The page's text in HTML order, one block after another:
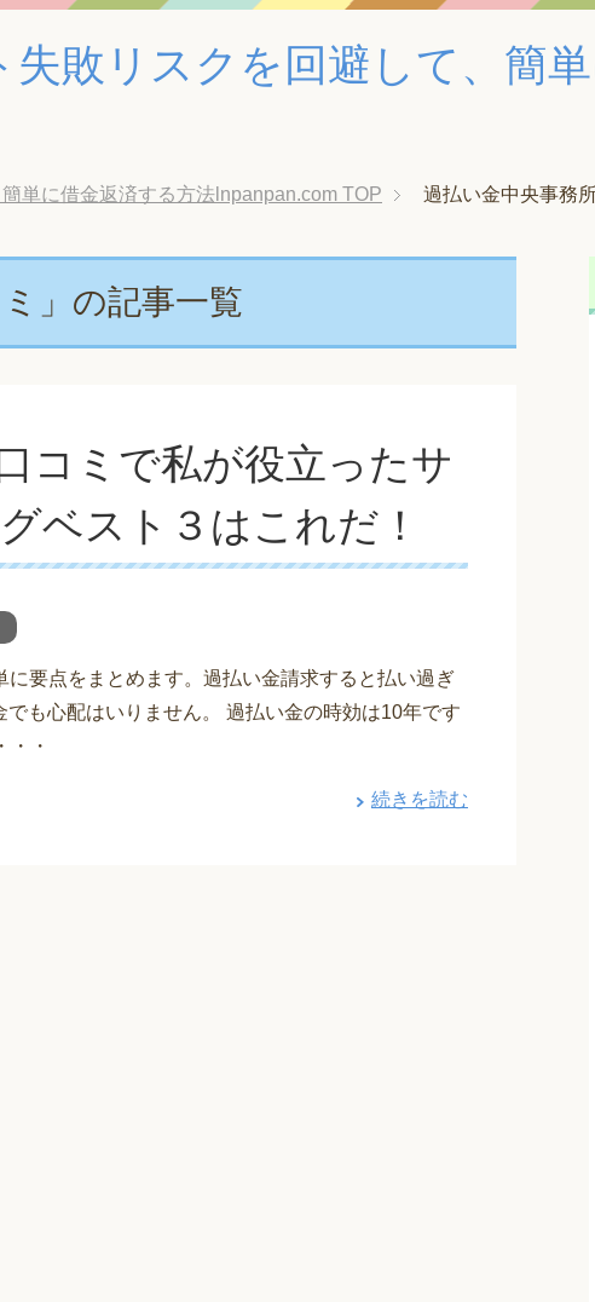
敗リスクを回避して、簡
単に借金返済する方法lnpanpan.com TOP 過払い金中央事務
」の記事一覧
コミで私が役立ったサ
ベスト３はこれだ！
要点をまとめます。過払い金請求すると払い過ぎ
も心配はいりません。 過払い金の時効は10年です
・・
続きを読む